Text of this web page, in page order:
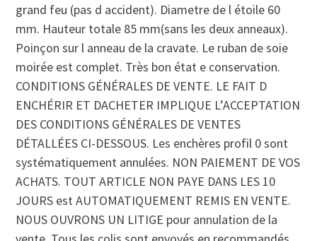
grand feu (pas d accident). Diametre de l étoile 60
mm. Hauteur totale 85 mm(sans les deux anneaux).
Poinçon sur l anneau de la cravate. Le ruban de soie
moirée est complet. Très bon état e conservation.
CONDITIONS GÉNÉRALES DE VENTE. LE FAIT D
ENCHÉRIR ET DACHETER IMPLIQUE L’ACCEPTATION
DES CONDITIONS GÉNÉRALES DE VENTES
DÉTALLÉES CI-DESSOUS. Les enchères profil 0 sont
systématiquement annulées. NON PAIEMENT DE VOS
ACHATS. TOUT ARTICLE NON PAYE DANS LES 10
JOURS est AUTOMATIQUEMENT REMIS EN VENTE.
NOUS OUVRONS UN LITIGE pour annulation de la